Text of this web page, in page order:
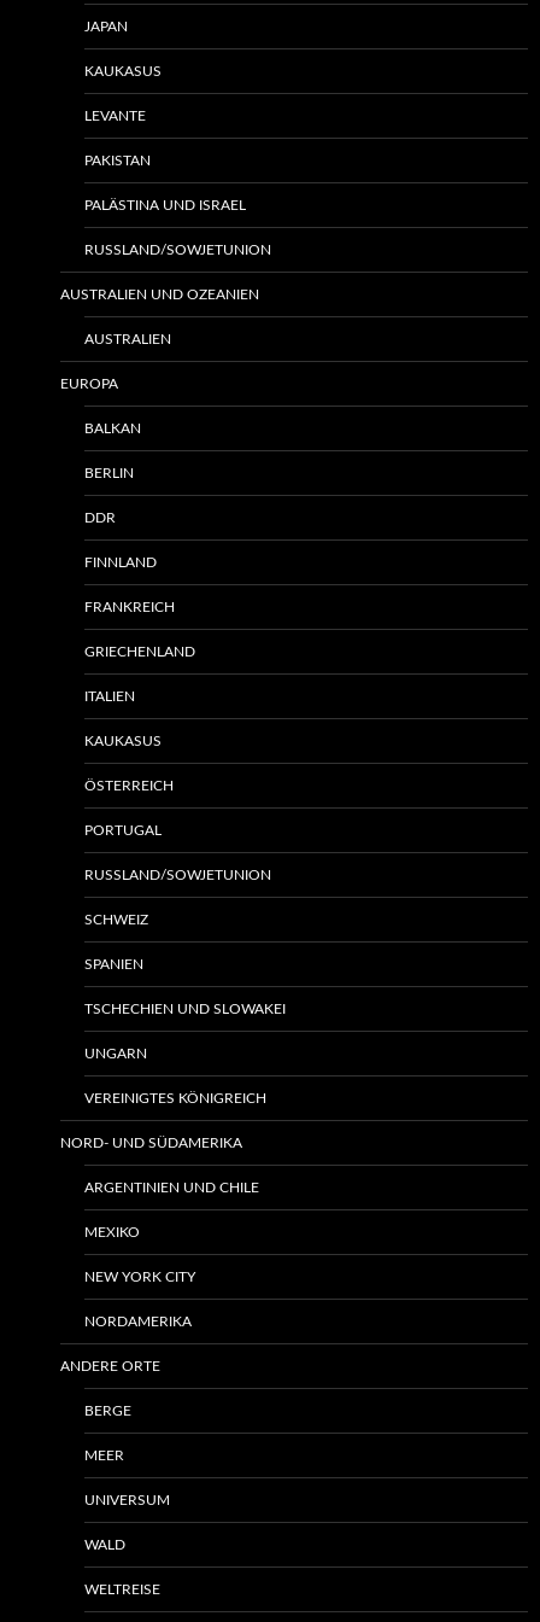
JAPAN
KAUKASUS
LEVANTE
PAKISTAN
PALÄSTINA UND ISRAEL
RUSSLAND/SOWJETUNION
AUSTRALIEN UND OZEANIEN
AUSTRALIEN
EUROPA
BALKAN
BERLIN
DDR
FINNLAND
FRANKREICH
GRIECHENLAND
ITALIEN
KAUKASUS
ÖSTERREICH
PORTUGAL
RUSSLAND/SOWJETUNION
SCHWEIZ
SPANIEN
TSCHECHIEN UND SLOWAKEI
UNGARN
VEREINIGTES KÖNIGREICH
NORD- UND SÜDAMERIKA
ARGENTINIEN UND CHILE
MEXIKO
NEW YORK CITY
NORDAMERIKA
ANDERE ORTE
BERGE
MEER
UNIVERSUM
WALD
WELTREISE